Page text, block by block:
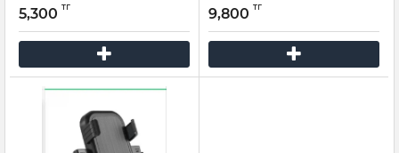
5,300 тг 9,800 тг